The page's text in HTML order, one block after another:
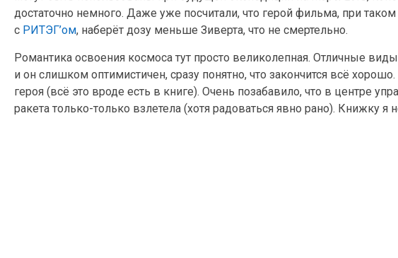
достаточно немного. Даже уже посчитали, что герой фильма, при
с РИТЭГ’ом, наберёт дозу меньше Зиверта, что не смертельно.
Романтика освоения космоса тут просто великолепная. Отличные
и он слишком оптимистичен, сразу понятно, что закончится всё
героя (всё это вроде есть в книге). Очень позабавило, что в центре
ракета только-только взлетела (хотя радоваться явно рано). Книжку я